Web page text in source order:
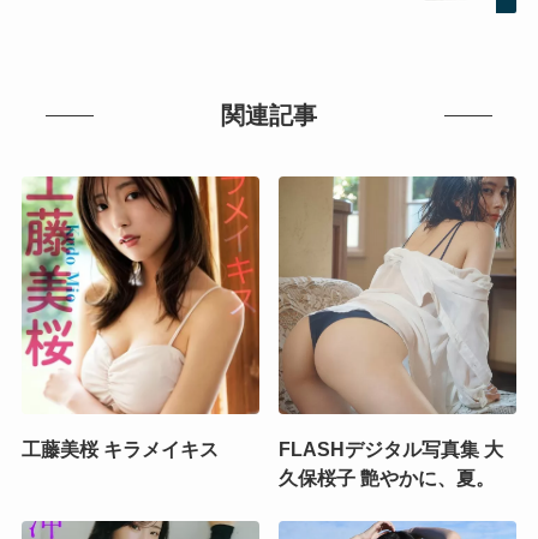
関連記事
工藤美桜 キラメイキス
FLASHデジタル写真集 大
久保桜子 艶やかに、夏。